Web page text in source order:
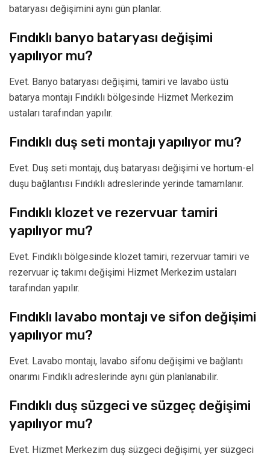
bataryası değişimini aynı gün planlar.
Fındıklı banyo bataryası değişimi
yapılıyor mu?
Evet. Banyo bataryası değişimi, tamiri ve lavabo üstü
batarya montajı Fındıklı bölgesinde Hizmet Merkezim
ustaları tarafından yapılır.
Fındıklı duş seti montajı yapılıyor mu?
Evet. Duş seti montajı, duş bataryası değişimi ve hortum-el
duşu bağlantısı Fındıklı adreslerinde yerinde tamamlanır.
Fındıklı klozet ve rezervuar tamiri
yapılıyor mu?
Evet. Fındıklı bölgesinde klozet tamiri, rezervuar tamiri ve
rezervuar iç takımı değişimi Hizmet Merkezim ustaları
tarafından yapılır.
Fındıklı lavabo montajı ve sifon değişimi
yapılıyor mu?
Evet. Lavabo montajı, lavabo sifonu değişimi ve bağlantı
onarımı Fındıklı adreslerinde aynı gün planlanabilir.
Fındıklı duş süzgeci ve süzgeç değişimi
yapılıyor mu?
Evet. Hizmet Merkezim duş süzgeci değişimi, yer süzgeci